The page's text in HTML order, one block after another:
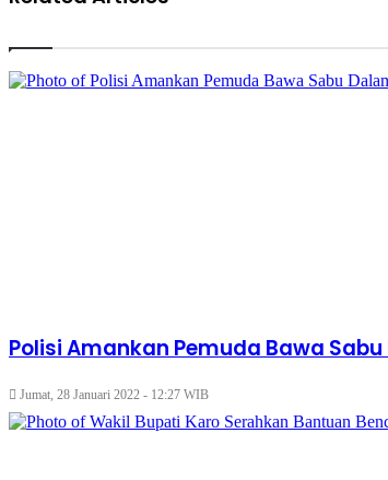
Polisi Amankan Pemuda Bawa
Jumat, 28 Januari 2022 - 12:27 WIB